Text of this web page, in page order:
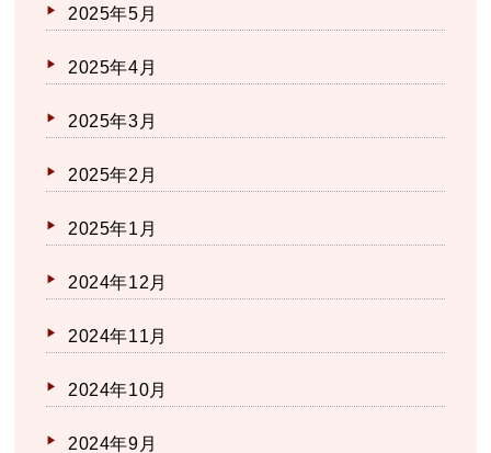
2025年5月
2025年4月
2025年3月
2025年2月
2025年1月
2024年12月
2024年11月
2024年10月
2024年9月